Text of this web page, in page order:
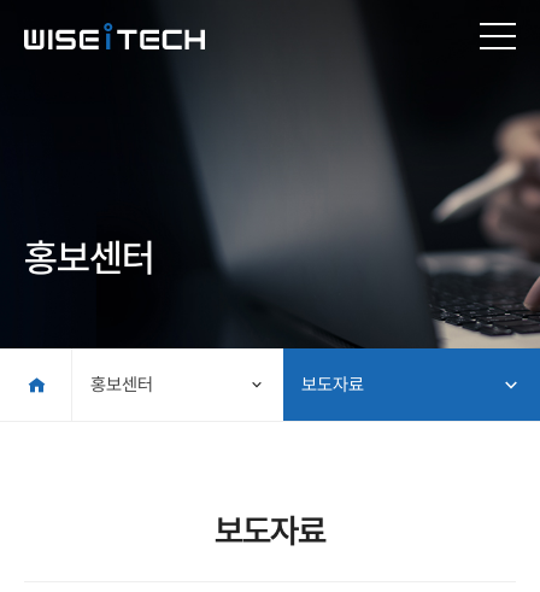
홍보센터
홍보센터 보도자료
보도자료